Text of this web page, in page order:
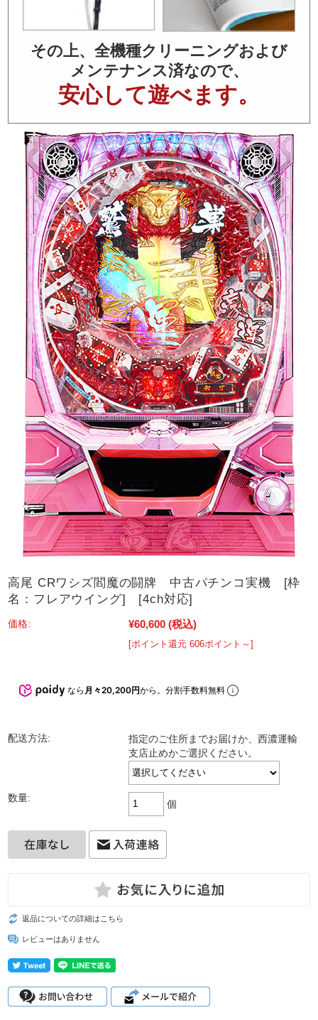
その上、全機種クリーニングおよび
メンテナンス済なので、
安心して遊べます。
高尾 CRワシズ閻魔の闘牌 中古パチンコ実機 [枠
名：フレアウイング] [4ch対応]
価格: ¥60,600 (税込)
[ポイント還元 606ポイント～]
なら 月々20,200円から。分割手数料無料
配送方法:
指定のご住所までお届けか、西濃運輸
支店止めかご選択ください。
数量:
個
返品についての詳細はこちら
レビューはありません